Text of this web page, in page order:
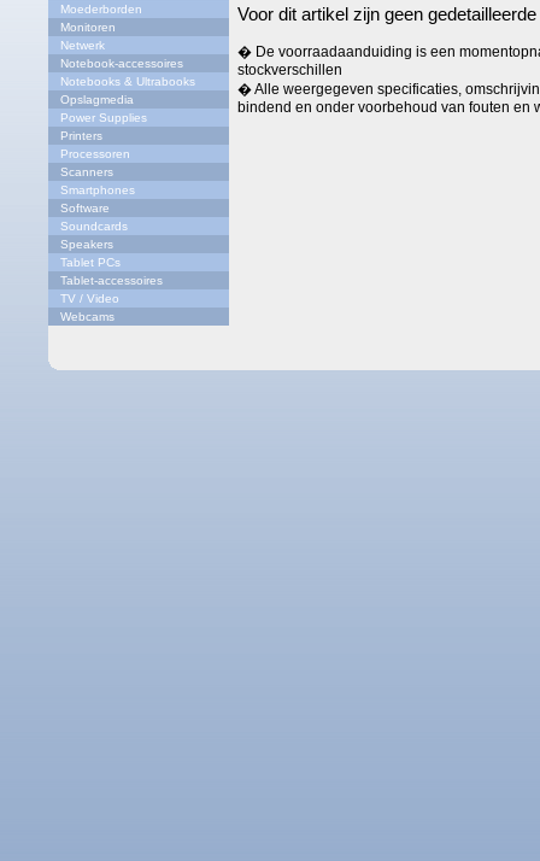
Moederborden
Monitoren
Netwerk
Notebook-accessoires
Notebooks & Ultrabooks
Opslagmedia
Power Supplies
Printers
Processoren
Scanners
Smartphones
Software
Soundcards
Speakers
Tablet PCs
Tablet-accessoires
TV / Video
Webcams
Voor dit artikel zijn geen
� De voorraadaanduiding is een
stockverschillen
� Alle weergegeven specificaties,
bindend en onder voorbehoud van fouten en